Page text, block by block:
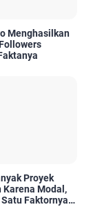
Menghasilkan
Proyek
Karena Modal,
Faktornya